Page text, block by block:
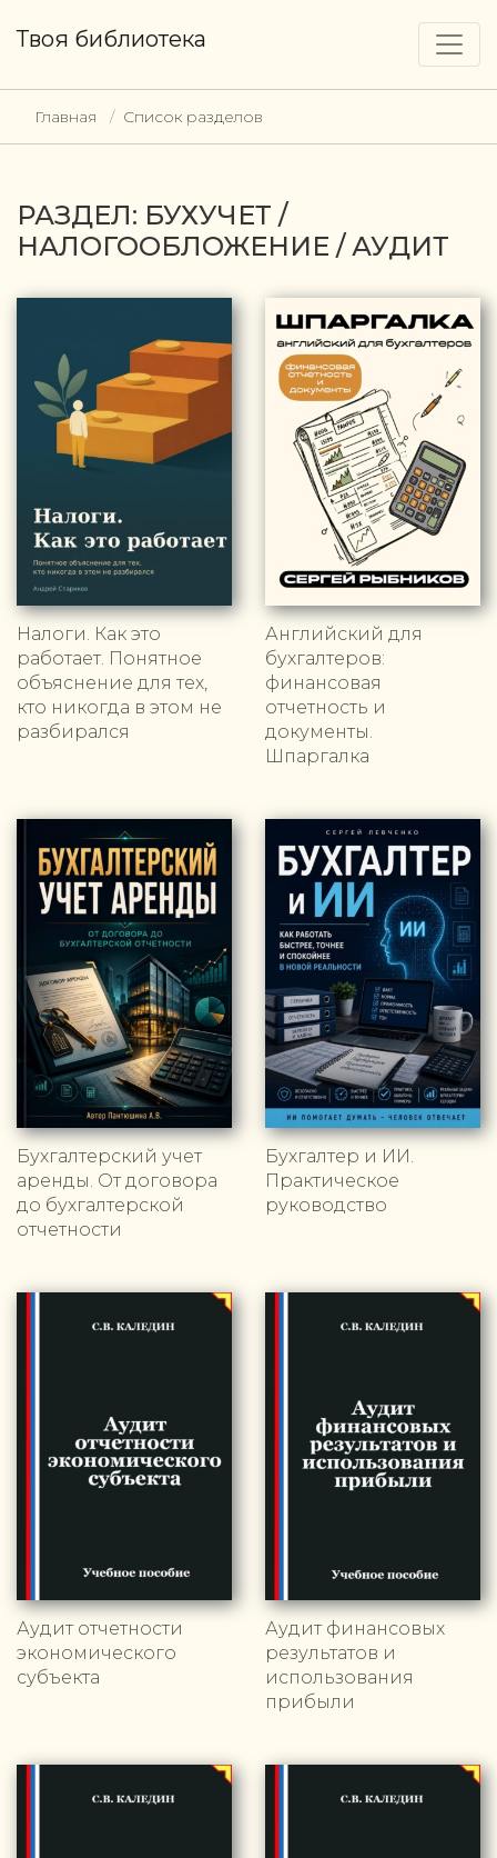
Твоя библиотека
Главная Список разделов
РАЗДЕЛ: БУХУЧЕТ /
НАЛОГООБЛОЖЕНИЕ / АУДИТ
Налоги. Как это
работает. Понятное
объяснение для тех,
кто никогда в этом не
разбирался
Английский для
бухгалтеров:
финансовая
отчетность и
документы.
Шпаргалка
Бухгалтерский учет
аренды. От договора
до бухгалтерской
отчетности
Бухгалтер и ИИ.
Практическое
руководство
Аудит отчетности
экономического
субъекта
Аудит финансовых
результатов и
использования
прибыли